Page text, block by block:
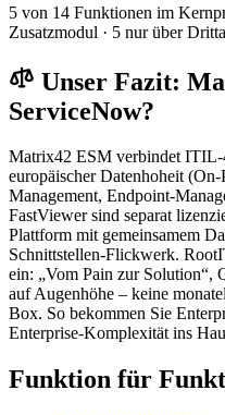
5 von 14 Funktionen im
Zusatzmodul · 5 nur über
Unser Fazit:
ServiceNow?
Matrix42 ESM verbindet
europäischer Datenhoheit
Management, Endpoint-
FastViewer sind separat
Plattform mit gemeinsamem
Schnittstellen-Flickwerk.
ein: „Vom Pain zur Solution“,
auf Augenhöhe – keine
Box. So bekommen Sie
Enterprise-Komplexität ins
Funktion für